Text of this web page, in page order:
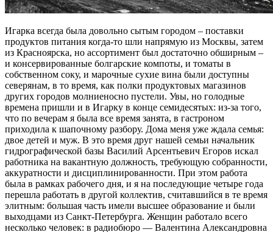
Игарка всегда была довольно сытым городом – поставки
продуктов питания когда-то шли напрямую из Москвы, затем
из Красноярска, но ассортимент был достаточно обширным –
и консервированные болгарские компоты, и томаты в
собственном соку, и марочные сухие вина были доступны
северянам, в то время, как полки продуктовых магазинов
других городов молниеносно пустели. Увы, но голодные
времена пришли и в Игарку в конце семидесятых: из-за того,
что по вечерам я была все время занята, в гастроном
приходила к шапочному разбору. Дома меня уже ждала семья:
двое детей и муж. В это время друг нашей семьи начальник
гидрографической базы Василий Арсентьевич Егоров искал
работника на вакантную должность, требующую собранности,
аккуратности и дисциплинированности. При этом работа
была в рамках рабочего дня, и я на последующие четыре года
перешла работать в другой коллектив, считавшийся в те время
элитным: большая часть имели высшее образование и были
выходцами из Санкт-Петербурга. Женщин работало всего
несколько человек: в радиобюро — Валентина Александровна